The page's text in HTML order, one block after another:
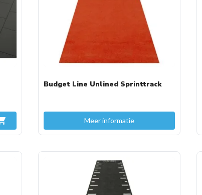
In Winkelwagen
Budget Line Unlined Sprinttrack
Meer informatie